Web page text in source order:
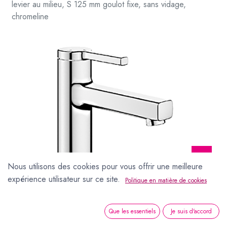
levier au milieu, S 125 mm goulot fixe, sans vidage,
chromeline
Nous utilisons des cookies pour vous offrir une meilleure
expérience utilisateur sur ce site.
Politique en matière de cookies
Que les essentiels Je suis d'accord